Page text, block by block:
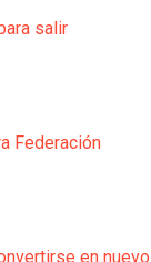
salir
Federación
en nuevo